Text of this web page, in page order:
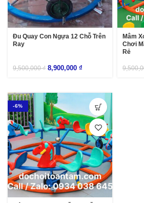
Đu Quay Con Ngựa 12 Chỗ Trên
Ray
9,500,000₫ 8,900,000 ₫
Mâm
Chơi
Rẻ
-6%